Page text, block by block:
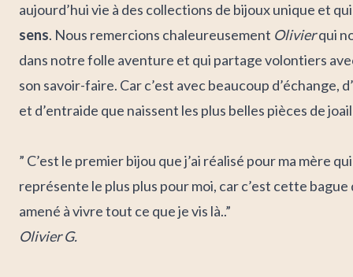
aujourd’hui vie à des collections de bijoux unique et
sens. Nous remercions chaleureusement Olivierqui
dans notre folle aventure et qui partage volontiers
son savoir-faire. Car c’est avec beaucoup d’échange,
et d’entraide que naissent les plus belles pièces de
” C’est le premier bijou que j’ai réalisé pour ma mère qui
représente le plus plus pour moi, car c’est cette bague
amené à vivre tout ce que je vis là..”
Olivier G.